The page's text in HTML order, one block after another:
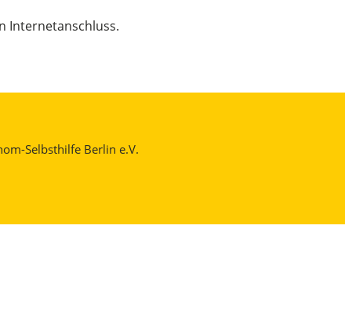
Internetanschluss.
Selbsthilfe Berlin e.V.